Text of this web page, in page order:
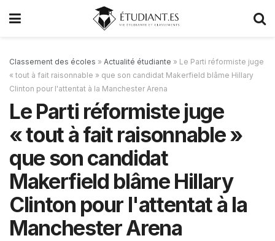
Classement des écoles » Actualité étudiante » Le Parti réformiste juge
« tout à fait raisonnable » que son candidat Makerfield blâme Hillary
Clinton pour l'attentat à la Manchester Arena
Le Parti réformiste juge
« tout à fait raisonnable »
que son candidat
Makerfield blâme Hillary
Clinton pour l'attentat à la
Manchester Arena